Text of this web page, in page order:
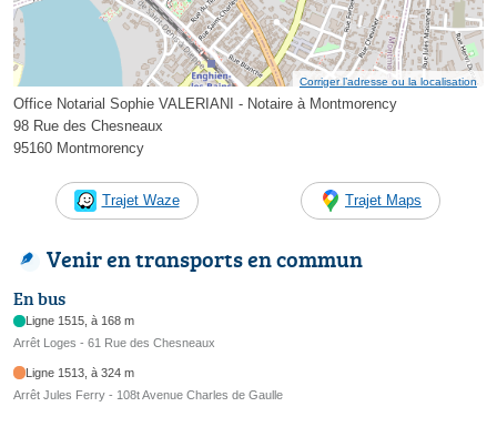
Corriger l’adresse ou la localisation
Office Notarial Sophie VALERIANI - Notaire à Montmorency
98 Rue des Chesneaux
95160 Montmorency
Trajet Waze Trajet Maps
Venir en transports en commun
En bus
Ligne 1515, à 168 m
Arrêt Loges - 61 Rue des Chesneaux
Ligne 1513, à 324 m
Arrêt Jules Ferry - 108t Avenue Charles de Gaulle